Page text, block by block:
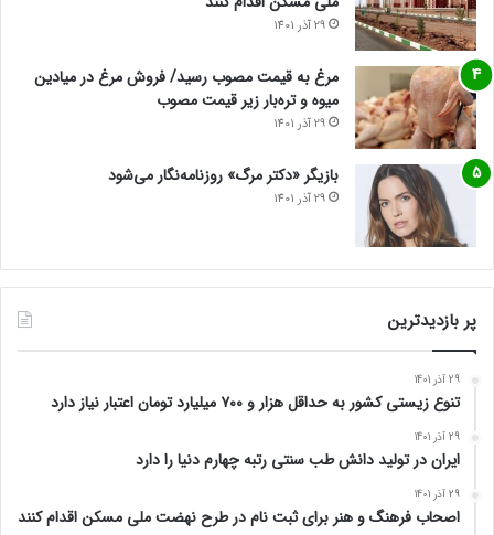
29 آذر 1401
مرغ به قیمت مصوب رسید/ فروش مرغ در میادین
میوه و تره‌بار زیر قیمت مصوب
29 آذر 1401
بازیگر «دکتر مرگ» روزنامه‌نگار می‌شود
29 آذر 1401
پر بازدیدترین
29 آذر 1401
تنوع زیستی کشور به حداقل هزار و ۷۰۰ میلیارد تومان اعتبار نیاز دارد
29 آذر 1401
ایران در تولید دانش طب سنتی رتبه چهارم دنیا را دارد
29 آذر 1401
اصحاب فرهنگ و هنر برای ثبت نام در طرح نهضت ملی مسکن اقدام کنند